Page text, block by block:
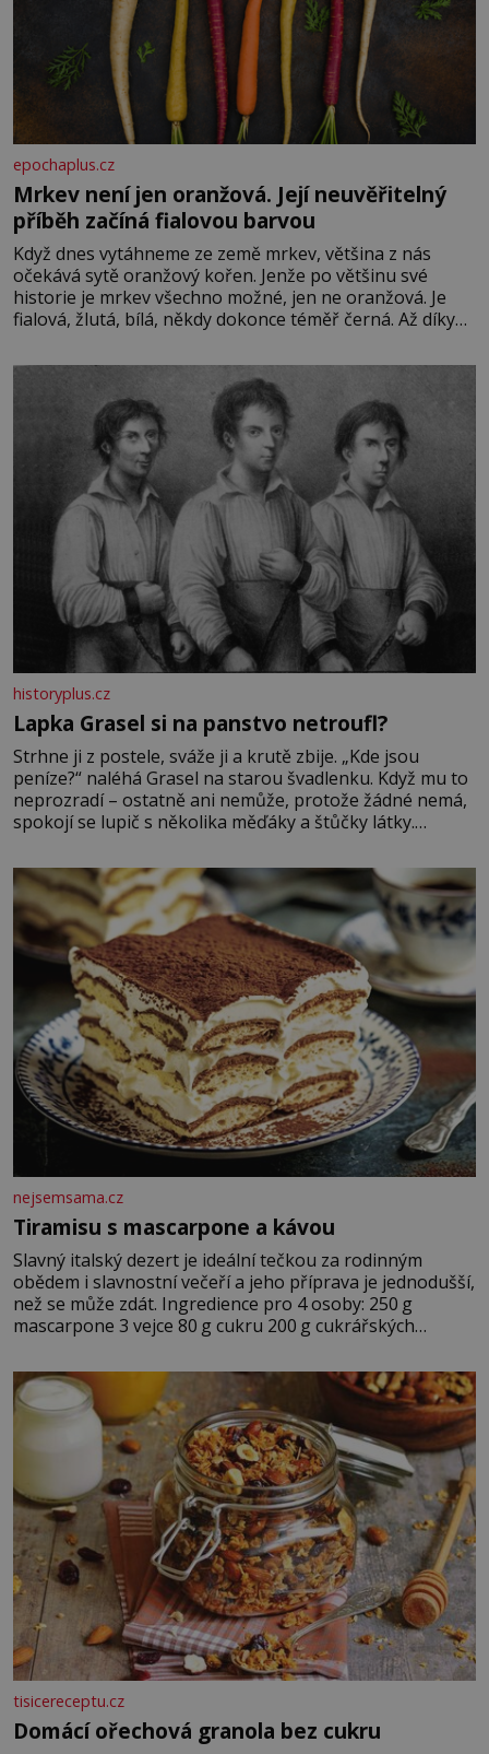
epochaplus.cz
Mrkev není jen oranžová. Její neuvěřitelný
příběh začíná fialovou barvou
Když dnes vytáhneme ze země mrkev, většina z nás
očekává sytě oranžový kořen. Jenže po většinu své
historie je mrkev všechno možné, jen ne oranžová. Je
fialová, žlutá, bílá, někdy dokonce téměř černá. Až díky
bez které si českou zahradu ani nedokážeme představit.
historyplus.cz
Lapka Grasel si na panstvo netroufl?
Strhne ji z postele, sváže ji a krutě zbije. „Kde jsou
peníze?“ naléhá Grasel na starou švadlenku. Když mu to
neprozradí – ostatně ani nemůže, protože žádné nemá,
spokojí se lupič s několika měďáky a štůčky látky.
krutý. Jeho činy budí hrůzu ještě dlouho po jeho smrti
nejsemsama.cz
Tiramisu s mascarpone a kávou
Slavný italský dezert je ideální tečkou za rodinným
obědem i slavnostní večeří a jeho příprava je jednodušší,
než se může zdát. Ingredience pro 4 osoby: 250 g
mascarpone 3 vejce 80 g cukru 200 g cukrářských
posypání Postup: Oddělte žloutky od bílků. Žloutky
vyšlehejte s cukrem do světlé pěny a postupně do nich
vmíchejte mascarpone, aby vznikl hladký
tisicereceptu.cz
Domácí ořechová granola bez cukru